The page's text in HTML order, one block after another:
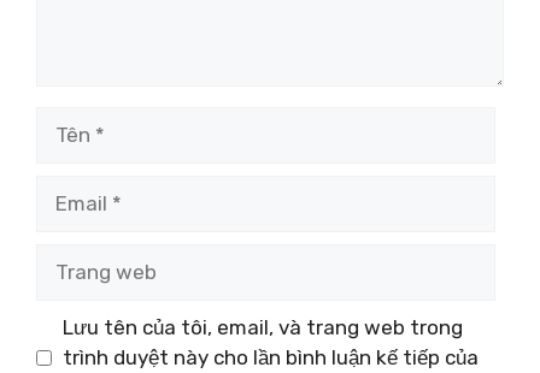
web
Lưu tên của tôi, email, và trang web trong
trình duyệt này cho lần bình luận kế tiếp của